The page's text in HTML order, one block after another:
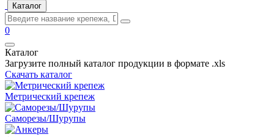
Каталог
0
Каталог
Загрузите полный каталог продукции в формате .xls
Скачать каталог
Метрический крепеж
Саморезы/Шурупы